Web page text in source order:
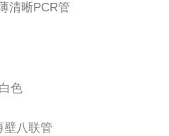
清晰PCR管
色
壁八联管